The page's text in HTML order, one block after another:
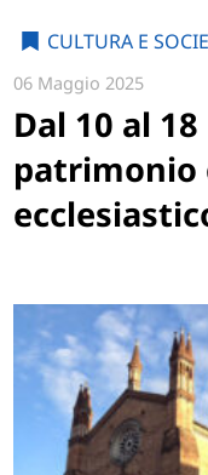
CULTURA E
06 Maggio 2025
Dal 10 al
patrimonio